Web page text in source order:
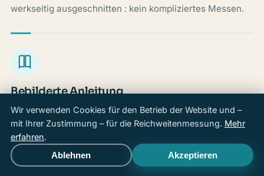
werkseitig ausgeschnitten : kein kompliziertes Messen.
Bebilderte Anleitung
Eine detaillierte Aufbauanleitung, Schritt für Schritt, mit
klaren Abbildungen für jede Etappe.
Anrufen Offerte
Wir verwenden Cookies für den Betrieb der Website und –
mit Ihrer Zustimmung – für die Reichweitenmessung. Mehr
erfahren.
Ablehnen
Akzeptieren